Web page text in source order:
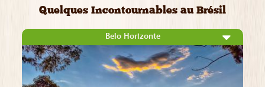
Quelques Incontournables au Brésil
Belo Horizonte